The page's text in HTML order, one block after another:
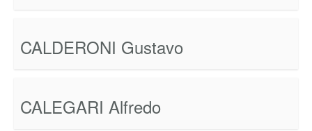
CALDERONI Gustavo
CALEGARI Alfredo